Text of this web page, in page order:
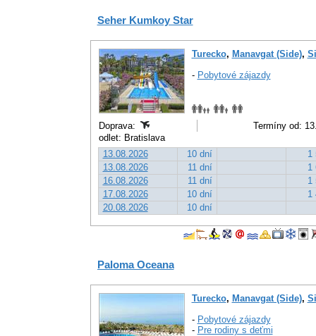
Seher Kumkoy Star
Turecko, Manavgat (Side),
- Pobytové zájazdy
Doprava:
Termíny od:
odlet: Bratislava
13.08.2026
10 dní
1
13.08.2026
11 dní
1
16.08.2026
11 dní
1
17.08.2026
10 dní
1
20.08.2026
10 dní
Paloma Oceana
Turecko, Manavgat (Side),
- Pobytové zájazdy
- Pre rodiny s deťmi